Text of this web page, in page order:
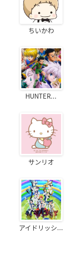
ちいかわ
HUNTER...
サンリオ
アイドリッシ...